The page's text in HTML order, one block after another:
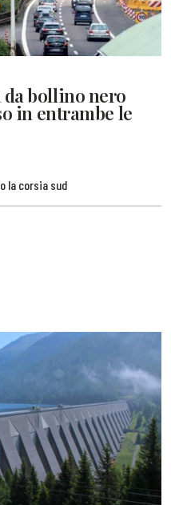
da bollino nero
in entrambe le
la corsia sud